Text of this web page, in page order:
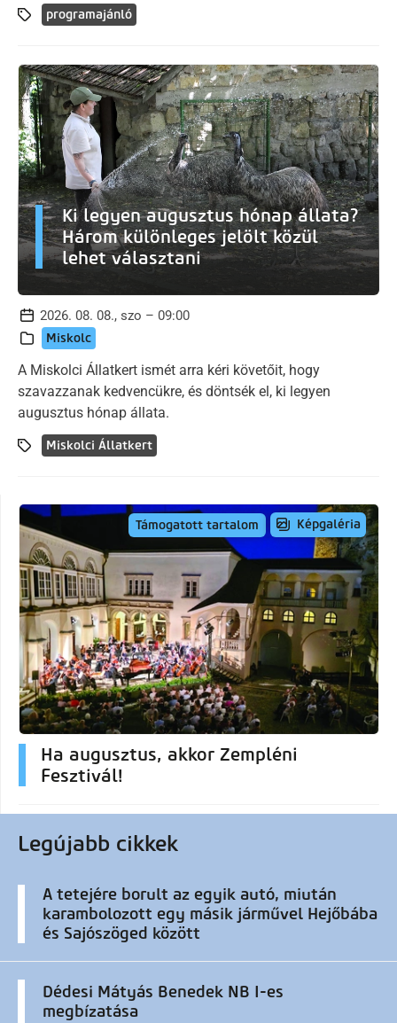
programajánló
Ki legyen augusztus hónap állata?
Három különleges jelölt közül
lehet választani
2026. 08. 08., szo – 09:00
Miskolc
A Miskolci Állatkert ismét arra kéri követőit, hogy
szavazzanak kedvencükre, és döntsék el, ki legyen
augusztus hónap állata.
Miskolci Állatkert
Támogatott tartalom Képgaléria
Ha augusztus, akkor Zempléni
Fesztivál!
Legújabb cikkek
A tetejére borult az egyik autó, miután
karambolozott egy másik járművel Hejőbába
és Sajószöged között
Dédesi Mátyás Benedek NB I-es
megbízatása